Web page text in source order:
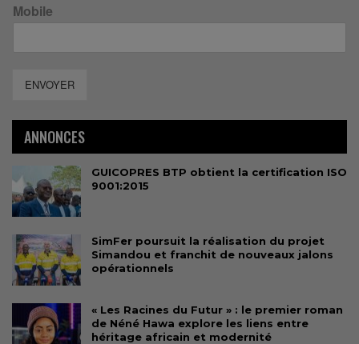
Mobile
ENVOYER
ANNONCES
GUICOPRES BTP obtient la certification ISO
9001:2015
SimFer poursuit la réalisation du projet
Simandou et franchit de nouveaux jalons
opérationnels
« Les Racines du Futur » : le premier roman
de Néné Hawa explore les liens entre
héritage africain et modernité